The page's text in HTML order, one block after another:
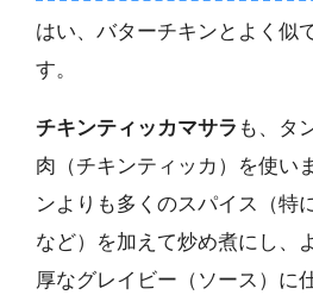
はい、バターチキンとよく似
す。
チキンティッカマサラ も、タ
肉（チキンティッカ）を使い
ンよりも多くのスパイス（特
など）を加えて炒め煮にし、
厚なグレイビー（ソース）に